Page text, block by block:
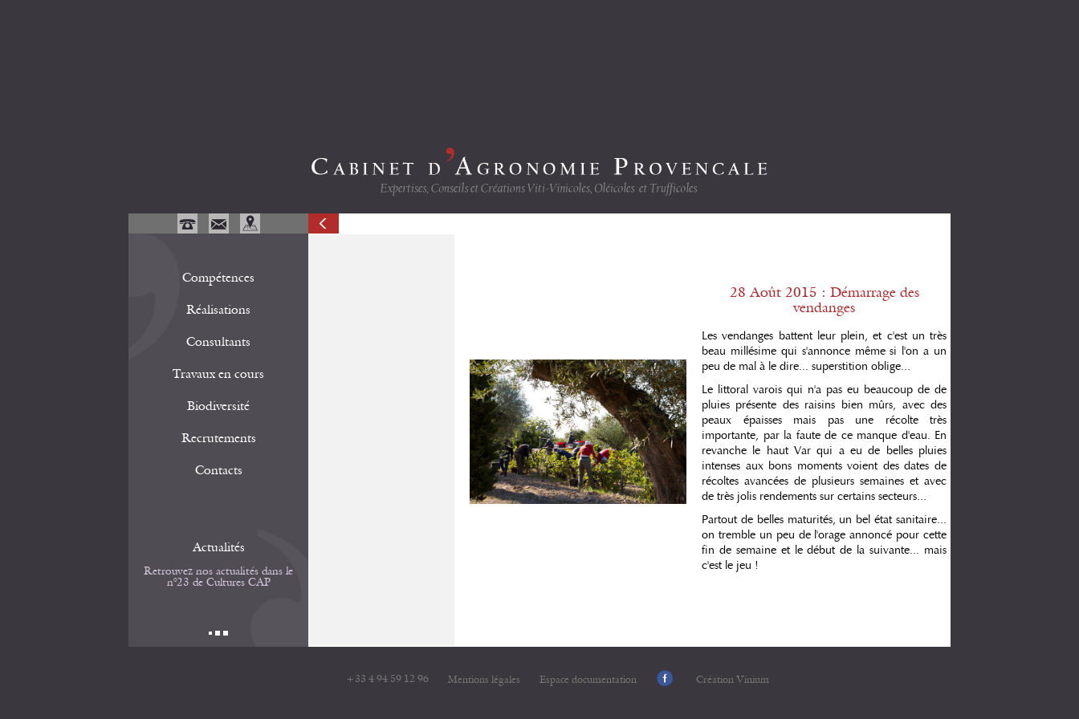
Compétences
Réalisations
Consultants
Travaux en cours
Biodiversité
Recrutements
Contacts
Actualités
Retrouvez nos actualités dans le
n°23 de Cultures CAP
28 Août 2015 : Démarrage des
vendanges
Les vendanges battent leur plein, et c'est un très
beau millésime qui s'annonce même si l'on a un
peu de mal à le dire... superstition oblige...
Le littoral varois qui n'a pas eu beaucoup de de
pluies présente des raisins bien mûrs, avec des
peaux épaisses mais pas une récolte très
importante, par la faute de ce manque d'eau. En
revanche le haut Var qui a eu de belles pluies
intenses aux bons moments voient des dates de
récoltes avancées de plusieurs semaines et avec
de très jolis rendements sur certains secteurs...
Partout de belles maturités, un bel état sanitaire...
on tremble un peu de l'orage annoncé pour cette
fin de semaine et le début de la suivante... mais
c'est le jeu !
+33 4 94 59 12 96 Mentions légales Espace documentation Création Vinium